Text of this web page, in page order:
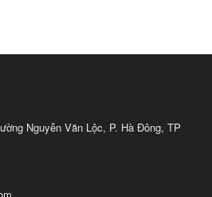
Nguyễn Văn Lộc, P. Hà Đông, TP